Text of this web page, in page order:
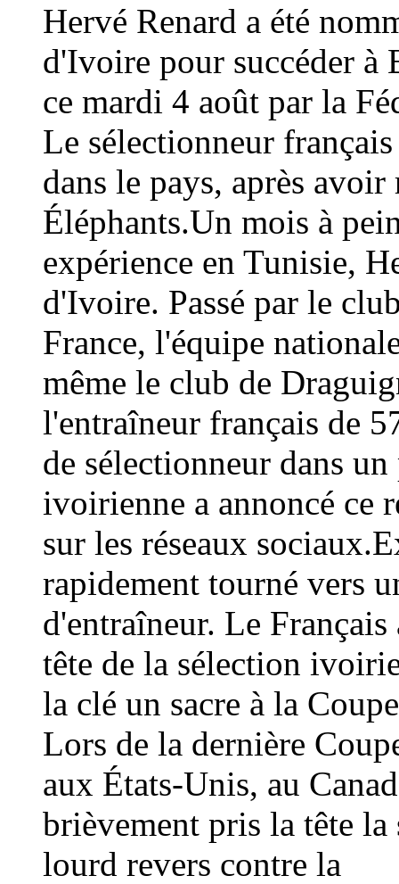
Hervé Renard a été
d'Ivoire pour succéder à
ce mardi 4 août par la
Le sélectionneur
dans le pays, après
Éléphants.Un mois à
expérience en Tunisie,
d'Ivoire. Passé par le
France, l'équipe
même le club de
l'entraîneur français de
de sélectionneur dans
ivoirienne a annoncé ce
sur les réseaux
rapidement tourné vers
d'entraîneur. Le
tête de la sélection
la clé un sacre à la
Lors de la dernière
aux États-Unis, au
brièvement pris la tête
lourd revers contre la